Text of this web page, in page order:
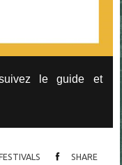
le guide et
SHARE